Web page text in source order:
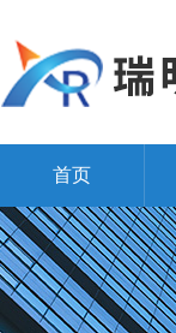
首页